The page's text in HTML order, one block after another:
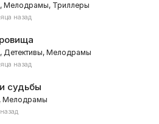
Мелодрамы, Триллеры
назад
Детективы, Мелодрамы
назад
судьбы
Мелодрамы